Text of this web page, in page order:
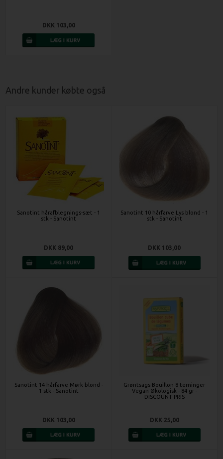
DKK 103,00
Andre kunder købte også
Sanotint hårafblegnings-sæt - 1
stk - Sanotint
DKK 89,00
Sanotint 10 hårfarve Lys blond - 1
stk - Sanotint
DKK 103,00
Sanotint 14 hårfarve Mørk blond -
1 stk - Sanotint
DKK 103,00
Grøntsags Bouillon 8 terninger
Vegan Økologisk - 84 gr -
DISCOUNT PRIS
DKK 25,00